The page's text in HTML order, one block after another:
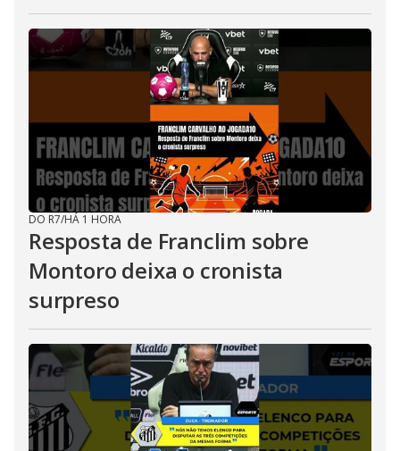
DO R7/HÁ 1 HORA
Resposta de Franclim sobre
Montoro deixa o cronista
surpreso